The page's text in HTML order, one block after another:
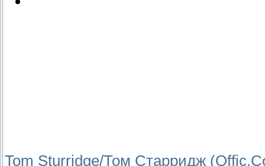
Tom Sturridge/Том Старридж